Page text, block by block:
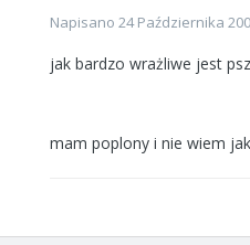
Napisano 24 Października
jak bardzo wrażliwe jest
mam poplony i nie wiem